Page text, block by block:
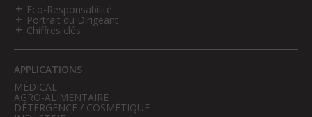
Eco-Responsabilité
Portrait du Dirigeant
Chiffres clés
APPLICATIONS
MÉDICAL
AGRO-ALIMENTAIRE
DÉTERGENCE / COSMÉTIQUE